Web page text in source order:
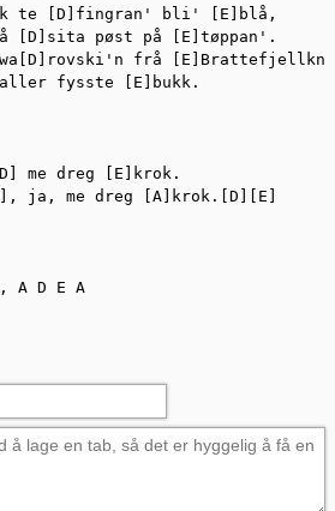
te [D]fingran' bli' [E]blå,
[D]sita pøst på [E]tøppan'.
frå
fysste [E]bukk.
me dreg [E]krok.
ja, me dreg [A]krok.[D][E]
A D E A